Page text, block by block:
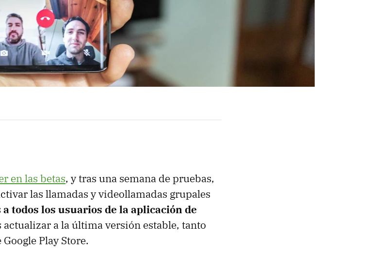
en las betas, y tras una semana de pruebas,
las llamadas y videollamadas grupales
a todos los usuarios de la aplicación de
actualizar a la última versión estable, tanto
Play Store.